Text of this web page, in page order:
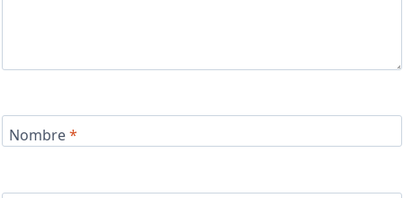
Nombre*